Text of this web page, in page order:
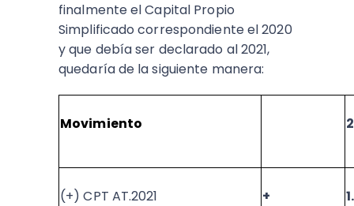
finalmente el Capital Propio
Simplificado correspondiente el 2020
y que debía ser declarado al 2021,
quedaría de la siguiente manera:
Movimiento
(+) CPT AT.2021 +